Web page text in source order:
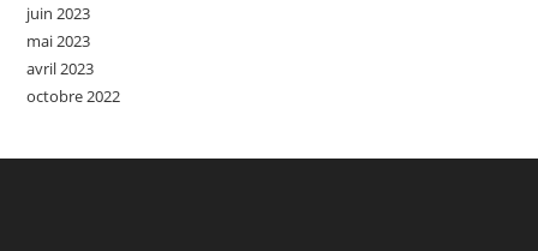
juin 2023
mai 2023
avril 2023
octobre 2022